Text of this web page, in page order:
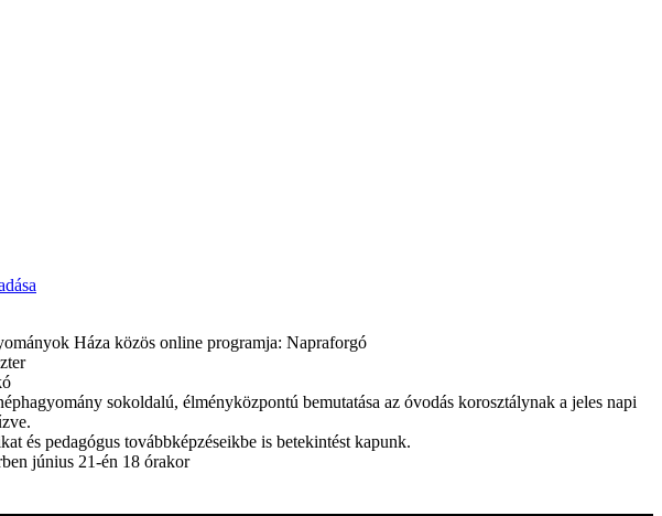
Háza közös online programja: Napraforgó
sokoldalú, élményközpontú bemutatása az óvodás korosztálynak a jeles napi
és pedagógus továbbképzéseikbe is betekintést kapunk.
június 21-én 18 órakor